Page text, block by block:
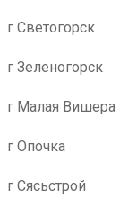
г Светогорск
г Зеленогорск
г Малая Вишера
г Опочка
г Сясьстрой